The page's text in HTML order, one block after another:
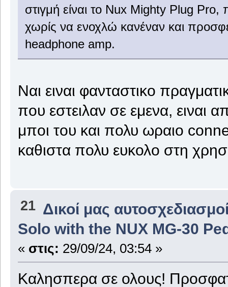
στιγμή είναι το Nux Mighty Plug Pro,
χωρίς να ενοχλώ κανέναν και
headphone amp.
Ναι ειναι φανταστικο
που εστειλαν σε εμενα, ειναι
μποι του και πολυ ωραιο
καθιστα πολυ ευκολο στη
21 Δικοί μας
Solo with the NUX MG-30
« στις: 29/09/24, 03:54 »
Καλησπερα σε ολους!